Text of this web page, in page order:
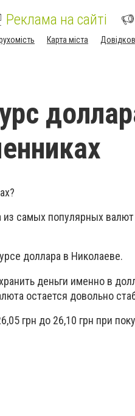
Реклама на сайті
Карта міста
самых популярных
доллара в Николаеве.
деньги именно в
остается довольно
грн до 26,10 грн при